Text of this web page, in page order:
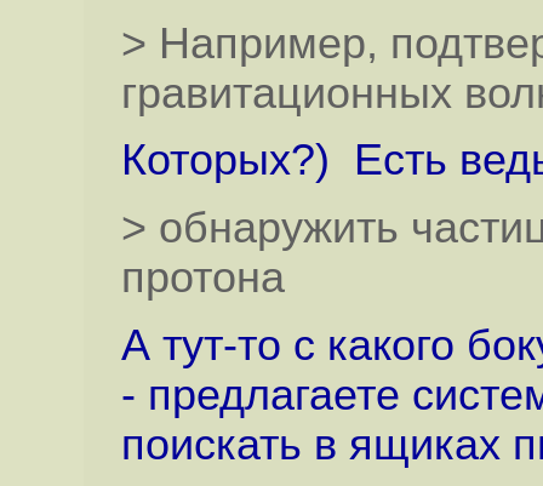
> Например,
гравитационных
Которых?) Есть
> обнаружить
протона
А тут-то с какого
- предлагаете
поискать в ящиках